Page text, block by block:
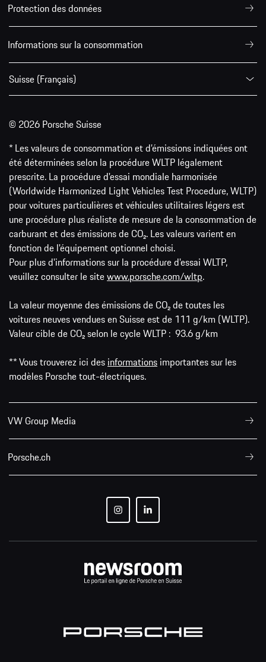
Protection des données
Informations sur la consommation
Suisse (Français)
© 2026 Porsche Suisse
* Les valeurs de consommation et d’émissions indiquées ont
été déterminées selon la procédure WLTP légalement
prescrite. La procédure d'essai mondiale harmonisée
(Worldwide Harmonized Light Vehicles Test Procedure, WLTP)
pour voitures particulières et véhicules utilitaires légers est
une procédure plus réaliste de mesure de la consommation de
carburant et des émissions de CO₂. Les valeurs varient en
fonction de l'équipement optionnel choisi.
Pour plus d'informations sur la procédure d'essai WLTP,
veuillez consulter le sitewww.porsche.com/wltp.
La valeur moyenne des émissions de CO₂ de toutes les
voitures neuves vendues en Suisse est de 111 g/km (WLTP).
Valeur cible de CO₂ selon le cycle WLTP : 93.6 g/km
** Vous trouverez ici des informations importantes sur les
modèles Porsche tout-électriques.
VW Group Media
Porsche.ch